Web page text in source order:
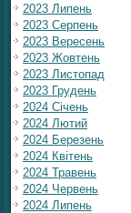
2023 Липень
2023 Серпень
2023 Вересень
2023 Жовтень
2023 Листопад
2023 Грудень
2024 Січень
2024 Лютий
2024 Березень
2024 Квітень
2024 Травень
2024 Червень
2024 Липень